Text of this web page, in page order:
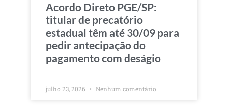
Acordo Direto PGE/SP:
titular de precatório
estadual têm até 30/09 para
pedir antecipação do
pagamento com deságio
julho 23, 2026 Nenhum comentário